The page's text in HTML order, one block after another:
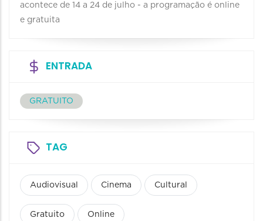
acontece de 14 a 24 de julho - a programação é online
e gratuita
ENTRADA
GRATUITO
TAG
Audiovisual Cinema Cultural
Gratuito Online